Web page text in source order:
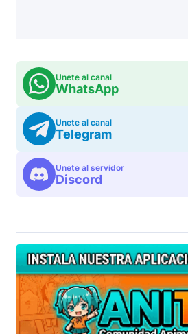
Unete al canal
WhatsApp
Unete al canal
Telegram
Unete al servidor
Discord